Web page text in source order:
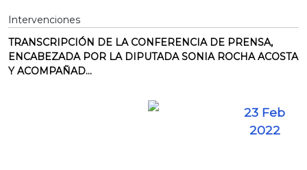
Intervenciones
TRANSCRIPCIÓN DE LA CONFERENCIA DE PRENSA,
ENCABEZADA POR LA DIPUTADA SONIA ROCHA ACOSTA
Y ACOMPAÑAD...
23 Feb
2022